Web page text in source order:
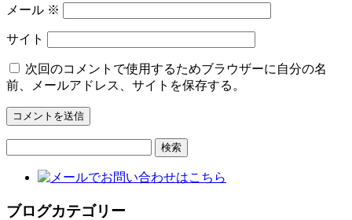
メール ※
サイト
次回のコメントで使用するためブラウザーに自分の名
前、メールアドレス、サイトを保存する。
ブログカテゴリー